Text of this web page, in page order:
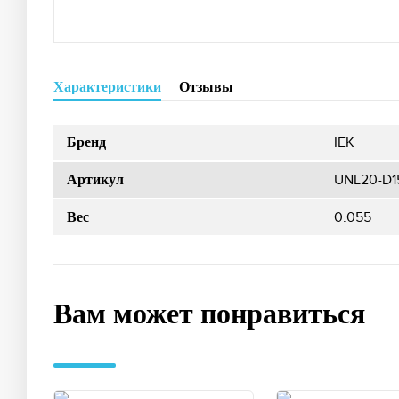
Характеристики Отзывы
Бренд IEK
Артикул UNL20-
Вес 0.055
Вам может понравиться